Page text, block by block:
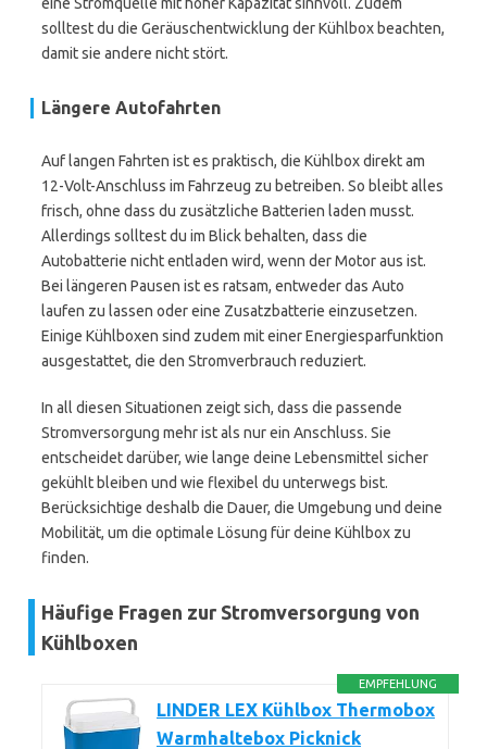
solltest du die Geräuschentwicklung der Kühlbox beachten,
damit sie andere nicht stört.
Längere Autofahrten
Auf langen Fahrten ist es praktisch, die Kühlbox direkt am
12-Volt-Anschluss im Fahrzeug zu betreiben. So bleibt alles
frisch, ohne dass du zusätzliche Batterien laden musst.
Allerdings solltest du im Blick behalten, dass die
Autobatterie nicht entladen wird, wenn der Motor aus ist.
Bei längeren Pausen ist es ratsam, entweder das Auto
laufen zu lassen oder eine Zusatzbatterie einzusetzen.
Einige Kühlboxen sind zudem mit einer Energiesparfunktion
ausgestattet, die den Stromverbrauch reduziert.
In all diesen Situationen zeigt sich, dass die passende
Stromversorgung mehr ist als nur ein Anschluss. Sie
entscheidet darüber, wie lange deine Lebensmittel sicher
gekühlt bleiben und wie flexibel du unterwegs bist.
Berücksichtige deshalb die Dauer, die Umgebung und deine
Mobilität, um die optimale Lösung für deine Kühlbox zu
finden.
Häufige Fragen zur Stromversorgung von
Kühlboxen
EMPFEHLUNG
LINDER LEX Kühlbox Thermobox
Warmhaltebox Picknick